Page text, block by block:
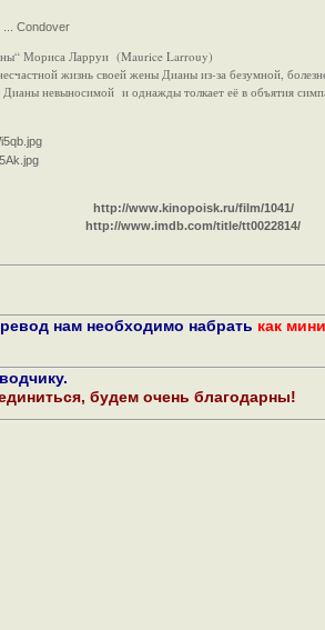
Condover
Мориса Ларруи (Maurice Larrouy)
жизнь своей жены Дианы из-за безумной,
невыносимой и однажды толкает её в объятия
http://www.kinopoisk.ru/film/1041/
http://www.imdb.com/title/tt0022814/
нам необходимо набрать как
будем очень благодарны!